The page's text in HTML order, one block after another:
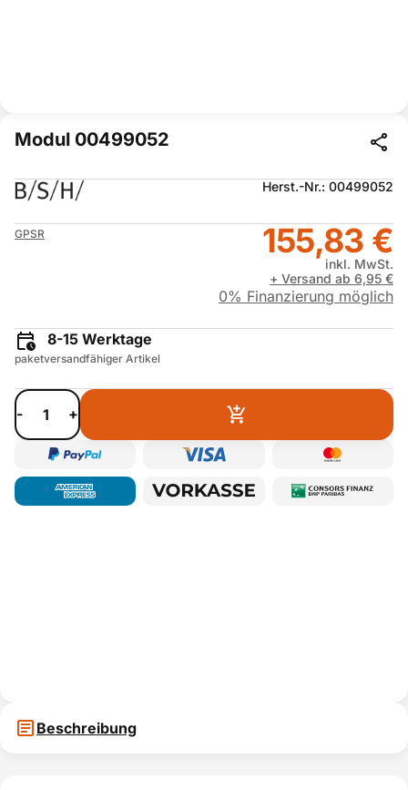
Modul 00499052
Herst.-Nr.: 00499052
GPSR 155,83 €
inkl. MwSt.
+ Versand ab 6,95 €
0% Finanzierung möglich
8-15 Werktage
paketversandfähiger Artikel
- +
Beschreibung